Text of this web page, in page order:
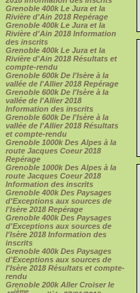
Grenoble 400k Le Jura et la
Rivière d'Ain 2018 Repérage
Grenoble 400k Le Jura et la
Rivière d'Ain 2018 Information
des inscrits
Grenoble 400k Le Jura et la
Rivière d'Ain 2018 Résultats et
compte-rendu
Grenoble 600k De l'Isère à la
vallée de l'Allier 2018 Repérage
Grenoble 600k De l'Isère à la
vallée de l'Allier 2018
Information des inscrits
Grenoble 600k De l'Isère à la
vallée de l'Allier 2018 Résultats
et compte-rendu
Grenoble 1000k Des Alpes à la
route Jacques Coeur 2018
Repérage
Grenoble 1000k Des Alpes à la
route Jacques Coeur 2018
Information des inscrits
Grenoble 400k Des Paysages
d'Exceptions aux sources de
l'Isère 2018 Repérage
Grenoble 400k Des Paysages
d'Exceptions aux sources de
l'Isère 2018 Information des
inscrits
Grenoble 400k Des Paysages
d'Exceptions aux sources de
l'Isère 2018 Résultats et compte-
rendu
Grenoble 200k Aller Croiser le